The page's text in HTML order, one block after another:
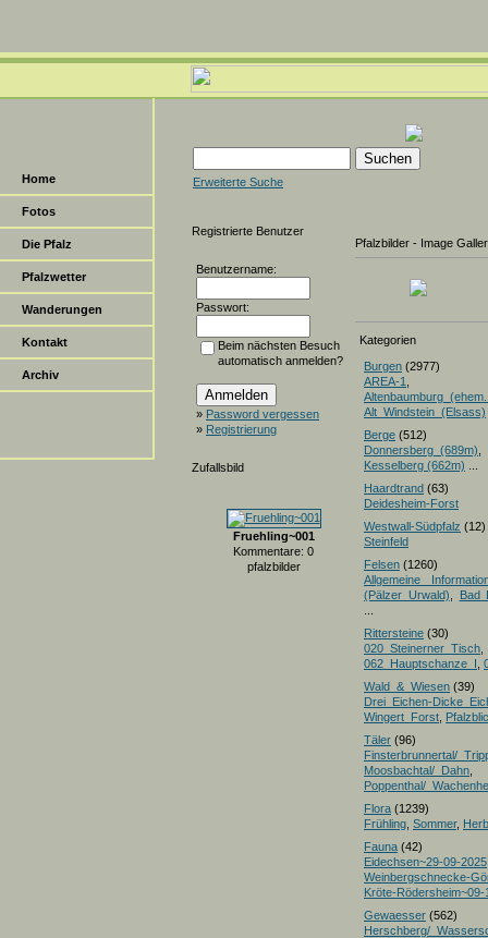
Home
Fotos
Die Pfalz
Pfalzwetter
Wanderungen
Kontakt
Archiv
Erweiterte Suche
Registrierte Benutzer
Benutzername:
Passwort:
Beim nächsten Besuch
automatisch anmelden?
» Password vergessen
» Registrierung
Zufallsbild
Fruehling~001
Kommentare: 0
pfalzbilder
Pfalzbilder - Image
Kategorien
Burgen (2977)
AREA-1
Alt_Windstein_(Elsass)
Berge (512)
Donnersberg_(689m)
Kesselberg (662m)
Haardtrand (63)
Deidesheim-Forst
Westwall-Südpfalz (12)
Steinfeld
Felsen (1260)
Allgemeine
(Pälzer Urwald)
Bad
Rittersteine (30)
020_Steinerner_Tisch
062_Hauptschanze_I
Wald_&_Wiesen (39)
Drei_Eichen-
Wingert_Forst
Täler (96)
Finsterbrunnertal/
Moosbachtal/_Dahn
Poppenthal/
Flora (1239)
Frühling Sommer,
Fauna (42)
Eidechsen~29-09-2025
Weinbergschnecke-
Kröte-Rödersheim~09-
Gewaesser (562)
Herschberg/